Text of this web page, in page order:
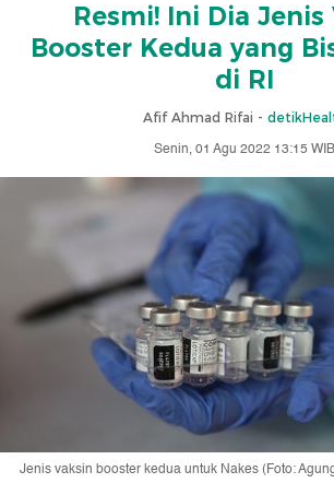
Resmi! Ini Dia Jenis
Booster Kedua yang
di RI
Afif Ahmad Rifai -
Senin, 01 Agu 2022 13:15 WIB
Jenis vaksin booster kedua untuk Nakes (Foto: